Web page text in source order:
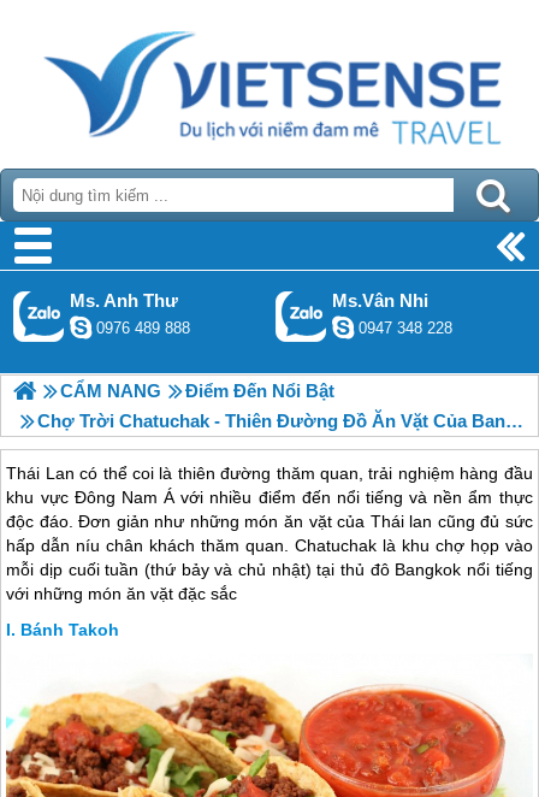
Ms. Anh Thư
0976 489 888
Ms.Vân Nhi
0947 348 228
CẨM NANG
Điểm Đến Nổi Bật
Chợ Trời Chatuchak - Thiên Đường Đồ Ăn Vặt Của Bangkok Thái Lan
Thái Lan có thể coi là thiên đường thăm quan, trải nghiệm hàng đầu
khu vực Đông Nam Á với nhiều điểm đến nổi tiếng và nền ẩm thực
độc đáo. Đơn giản như những món ăn vặt của Thái lan cũng đủ sức
hấp dẫn níu chân khách thăm quan. Chatuchak là khu chợ họp vào
mỗi dịp cuối tuần (thứ bảy và chủ nhật) tại thủ đô Bangkok nổi tiếng
với những món ăn vặt đặc sắc
Bánh Takoh